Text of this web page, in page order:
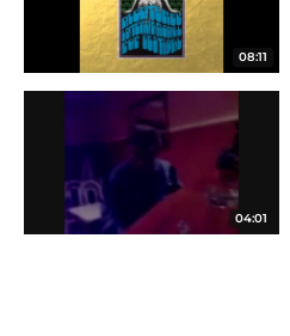
08:11
04:01